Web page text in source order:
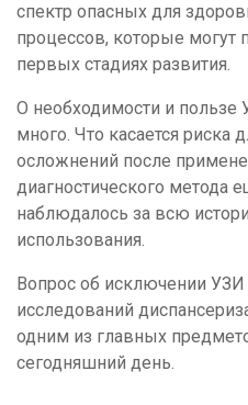
спектр опасных для
процессов, которые могут
первых стадиях развития.
О необходимости и
много. Что касается риска
осложнений после
диагностического метода
наблюдалось за всю
использования.
Вопрос об исключении УЗИ
исследований
одним из главных
сегодняшний день.